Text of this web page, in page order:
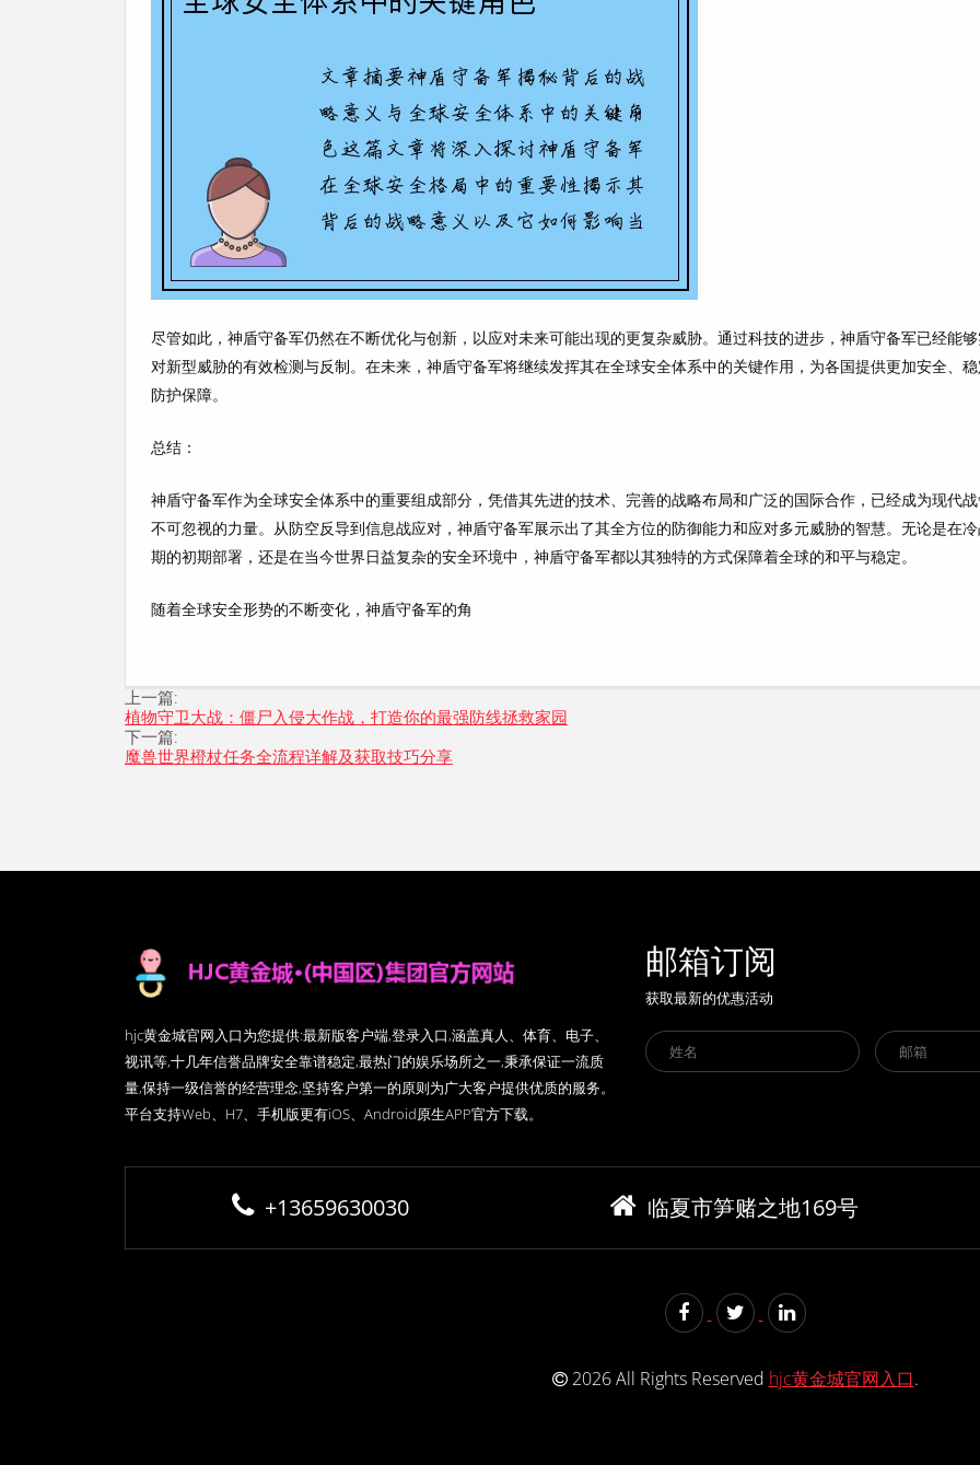
尽管如此，神盾守备军仍然在不断优化与创新，以应对未来可能出现的更复杂威胁。通过科技的进步，神盾守备军已经能
对新型威胁的有效检测与反制。在未来，神盾守备军将继续发挥其在全球安全体系中的关键作用，为各国提供更加安全、
防护保障。
总结：
神盾守备军作为全球安全体系中的重要组成部分，凭借其先进的技术、完善的战略布局和广泛的国际合作，已经成为现代
不可忽视的力量。从防空反导到信息战应对，神盾守备军展示出了其全方位的防御能力和应对多元威胁的智慧。无论是在
期的初期部署，还是在当今世界日益复杂的安全环境中，神盾守备军都以其独特的方式保障着全球的和平与稳定。
随着全球安全形势的不断变化，神盾守备军的角
上一篇:
植物守卫大战：僵尸入侵大作战，打造你的最强防线拯救家园
下一篇:
魔兽世界橙杖任务全流程详解及获取技巧分享
hjc黄金城官网入口为您提供:最新版客户端,登录入口,涵盖真人、体育、电子、
视讯等,十几年信誉品牌安全靠谱稳定,最热门的娱乐场所之一,秉承保证一流质
量,保持一级信誉的经营理念,坚持客户第一的原则为广大客户提供优质的服务。
平台支持Web、H7、手机版更有iOS、Android原生APP官方下载。
邮箱订阅
获取最新的优惠活动
+13659630030 临夏市笋赌之地169号
2026 All Rights Reserved hjc黄金城官网入口.